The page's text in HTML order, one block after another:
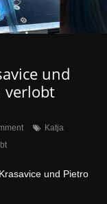
und
verlobt
Katja
und Pietro